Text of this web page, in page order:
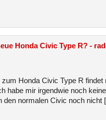
Honda Civic Type R? -
Honda Civic Type R findet
habe mir irgendwie noch keine
den normalen Civic noch